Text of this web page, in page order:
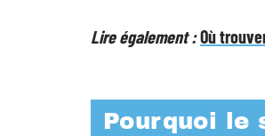
Lire également :Où
Pourquoi le